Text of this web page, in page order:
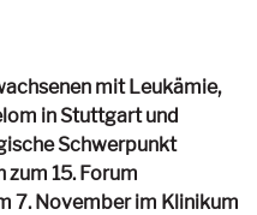
mit Leukämie,
in Stuttgart und
Schwerpunkt
zum 15. Forum
7. November im Klinikum